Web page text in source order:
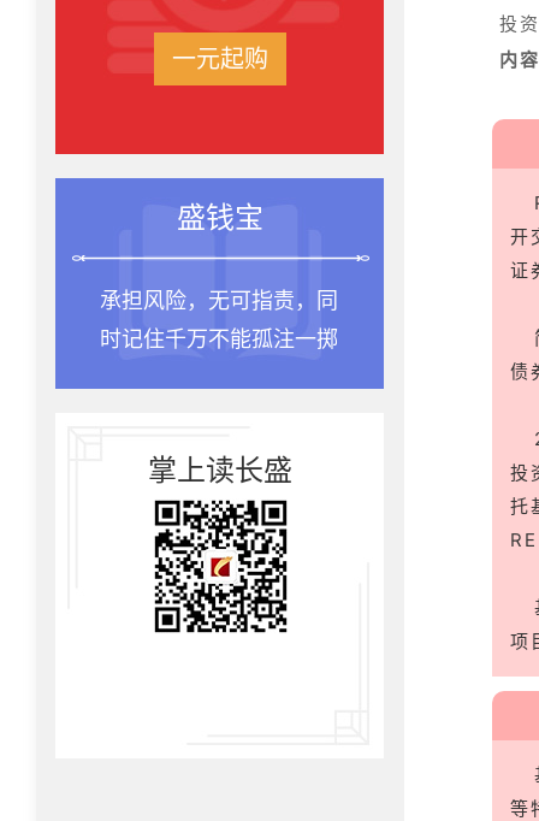
一元起购
投资箴言
种一棵树最合适的时间
是十年前，其次是现在。
掌上读长盛
投
内容
开
证
债
投
托
项
等